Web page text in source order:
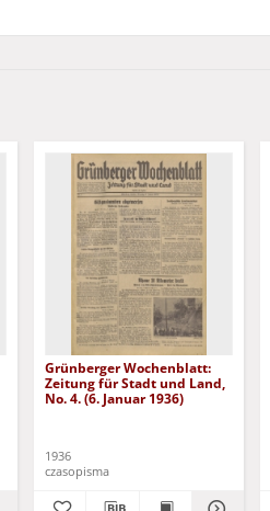
Grünberger Wochenblatt:
Zeitung für Stadt und Land,
No. 4. (6. Januar 1936)
1936
czasopisma